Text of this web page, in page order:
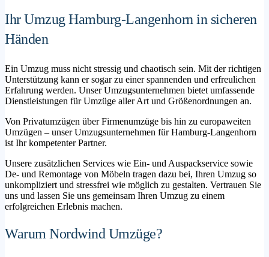
Ihr Umzug Hamburg-Langenhorn in sicheren
Händen
Ein Umzug muss nicht stressig und chaotisch sein. Mit der richtigen
Unterstützung kann er sogar zu einer spannenden und erfreulichen
Erfahrung werden. Unser Umzugsunternehmen bietet umfassende
Dienstleistungen für Umzüge aller Art und Größenordnungen an.
Von Privatumzügen über Firmenumzüge bis hin zu europaweiten
Umzügen – unser Umzugsunternehmen für Hamburg-Langenhorn
ist Ihr kompetenter Partner.
Unsere zusätzlichen Services wie Ein- und Auspackservice sowie
De- und Remontage von Möbeln tragen dazu bei, Ihren Umzug so
unkompliziert und stressfrei wie möglich zu gestalten. Vertrauen Sie
uns und lassen Sie uns gemeinsam Ihren Umzug zu einem
erfolgreichen Erlebnis machen.
Warum Nordwind Umzüge?